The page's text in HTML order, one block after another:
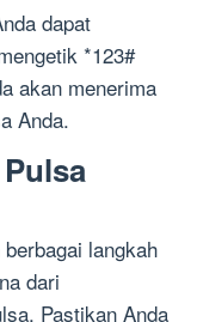
dapat
*123#
akan menerima
Anda.
langkah
dari
Pastikan Anda